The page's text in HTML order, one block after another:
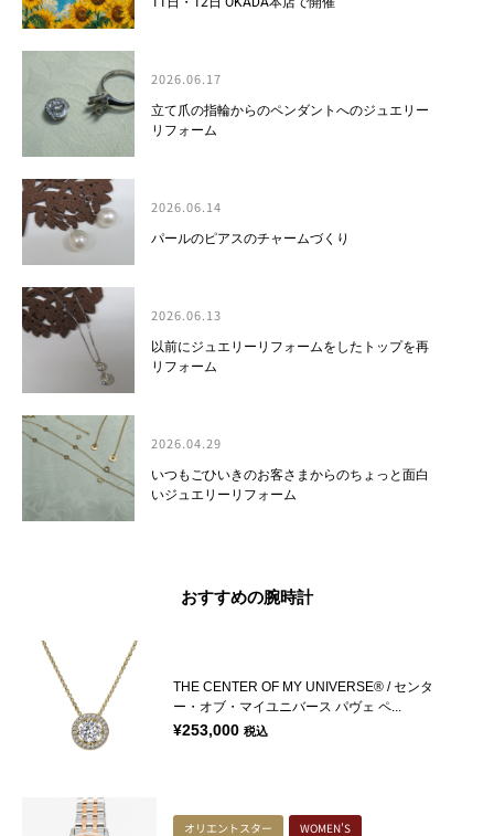
2026.06.17
立て爪の指輪からのペンダントへのジュエリー
リフォーム
2026.06.14
パールのピアスのチャームづくり
2026.06.13
以前にジュエリーリフォームをしたトップを再
リフォーム
2026.04.29
いつもごひいきのお客さまからのちょっと面白
いジュエリーリフォーム
おすすめの腕時計
THE CENTER OF MY UNIVERSE® / センタ
ー・オブ・マイユニバース パヴェ ペ...
¥253,000 税込
オリエントスター WOMEN'S